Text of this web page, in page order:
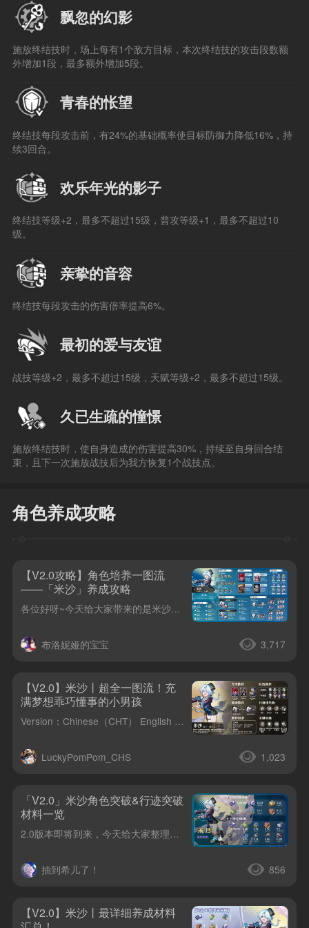
飘忽的幻影
施放终结技时，场上每有1个敌方目标，本次终结技的攻击段数额
外增加1段，最多额外增加5段。
青春的怅望
终结技每段攻击前，有24%的基础概率使目标防御力降低16%，持
续3回合。
欢乐年光的影子
终结技等级+2，最多不超过15级，普攻等级+1，最多不超过10
级。
亲挚的音容
终结技每段攻击的伤害倍率提高6%。
最初的爱与友谊
战技等级+2，最多不超过15级，天赋等级+2，最多不超过15级。
久已生疏的憧憬
施放终结技时，使自身造成的伤害提高30%，持续至自身回合结
束，且下一次施放战技后为我方恢复1个战技点。
角色养成攻略
【V2.0攻略】角色培养一图流
——「米沙」养成攻略
各位好呀~今天给大家带来的是米沙的角色一图流，希望能帮助大家快速了解这个角色的玩法~欢迎评论区留言哦~Tips：本攻略我还会在其它语区同步更新内容，欢迎大家阅读和留言哦~TW|EN|JP |KR |RU
布洛妮娅的宝宝 3,717
【V2.0】米沙丨超全一图流！充
满梦想乖巧懂事的小男孩
Version：Chinese（CHT） English Korean JapaneseRussian
LuckyPomPom_CHS 1,023
「V2.0」米沙角色突破&行迹突破
材料一览
2.0版本即将到来，今天给大家整理了米沙的角色突破和满级行迹突破材料，希望对大家有所帮助~Tips：本攻略我还会在其它语区同步更新内容，欢迎大家阅读和留言哦~TW | EN | JP | KR| RU
抽到希儿了！ 856
【V2.0】米沙丨最详细养成材料